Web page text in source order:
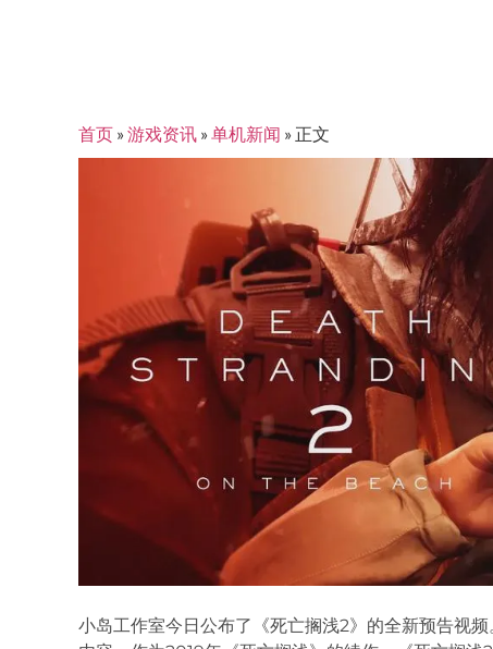
首页 »游戏资讯 »单机新闻 » 正文
小岛工作室今日公布了《死亡搁浅2》的全新预告视